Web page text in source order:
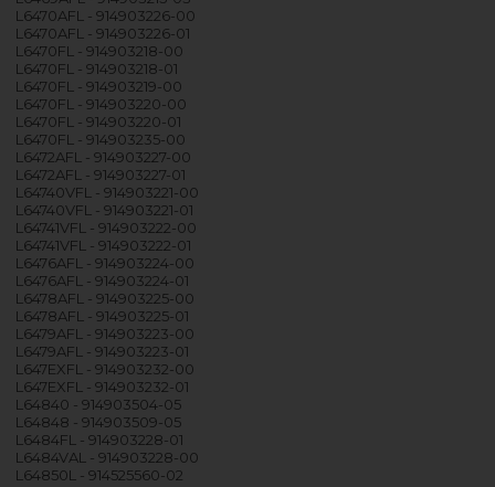
L6470AFL - 914903226-00
L6470AFL - 914903226-01
L6470FL - 914903218-00
L6470FL - 914903218-01
L6470FL - 914903219-00
L6470FL - 914903220-00
L6470FL - 914903220-01
L6470FL - 914903235-00
L6472AFL - 914903227-00
L6472AFL - 914903227-01
L64740VFL - 914903221-00
L64740VFL - 914903221-01
L64741VFL - 914903222-00
L64741VFL - 914903222-01
L6476AFL - 914903224-00
L6476AFL - 914903224-01
L6478AFL - 914903225-00
L6478AFL - 914903225-01
L6479AFL - 914903223-00
L6479AFL - 914903223-01
L647EXFL - 914903232-00
L647EXFL - 914903232-01
L64840 - 914903504-05
L64848 - 914903509-05
L6484FL - 914903228-01
L6484VAL - 914903228-00
L64850L - 914525560-02